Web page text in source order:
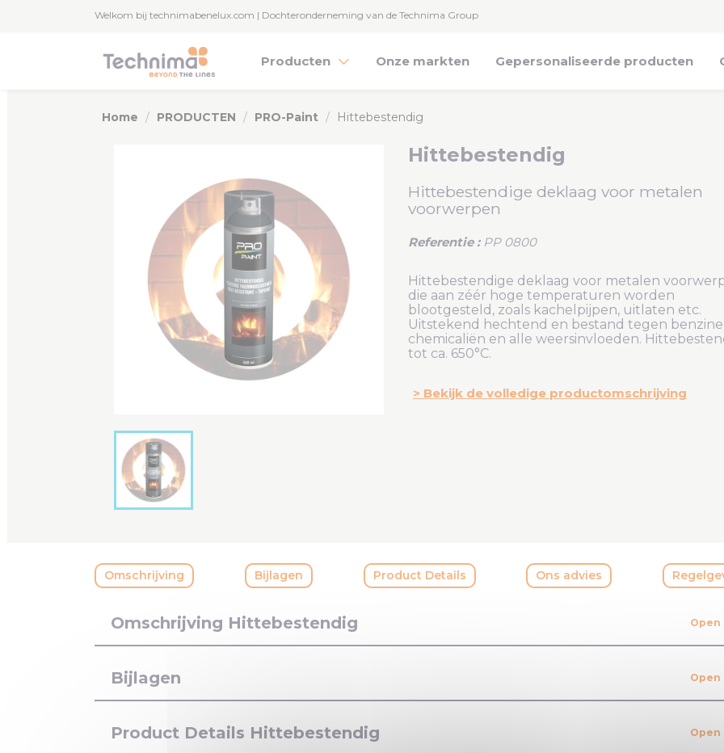
Welkom bij technimabenelux.com | Dochteronderneming van de Technima Group
Producten Onze markten Gepersonaliseerde producten
Home PRODUCTEN PRO-Paint Hittebestendig
Hittebestendig
Hittebestendige deklaag voor metalen
voorwerpen
Referentie : PP 0800
Hittebestendige deklaag voor metalen
die aan zéér hoge temperaturen worden
blootgesteld, zoals kachelpijpen, uitlaten etc.
Uitstekend hechtend en bestand tegen
chemicaliën en alle weersinvloeden.
tot ca. 650°C.
Bekijk de volledige productomschrijving
Omschrijving Bijlagen Product Details Ons advies
Omschrijving Hittebestendig
Bijlagen
Product Details Hittebestendig